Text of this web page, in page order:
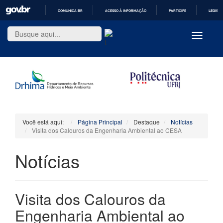
PARA
O
COMUNICA BR ACESSO À INFORMAÇÃO PARTICIPE
Toggle
Você está aqui: Página Principal Destaque
Notícias
Visita dos Calouros da Engenharia Ambiental ao CESA
Notícias
Visita dos Calouros da
Engenharia Ambiental ao